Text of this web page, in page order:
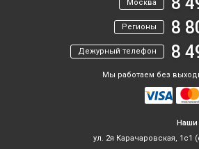
Москва
Регионы 8
Дежурный телефон 8
Мы работаем без
Наши
ул. 2я Карачаровская,